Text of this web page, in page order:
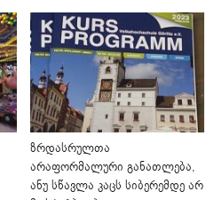
ზრდასრულთა
არაფორმალური განათლება,
ანუ სწავლა კაცს სიბერემდე არ